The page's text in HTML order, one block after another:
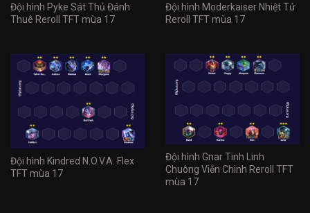
Đội hình Pyke Sát Thủ Đánh
Thuê Reroll TFT mùa 17
Đội hình Moderkaiser Nhiệt Tử
Reroll TFT mùa 17
Đội hình Kindred N.O.V.A. Flex
TFT mùa 17
Đội hình Gnar Tinh Linh
Chuông Viễn Chinh Reroll TFT
mùa 17